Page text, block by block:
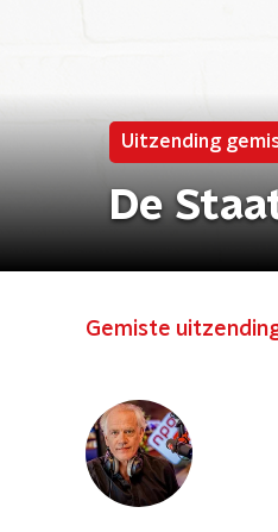
Uitzending
De
Gemiste